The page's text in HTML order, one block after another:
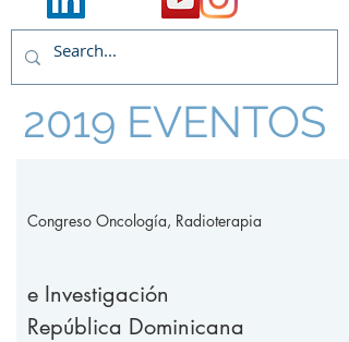
2019 EVENTOS
Congreso Oncología, Radioterapia
e Investigación
República Dominicana